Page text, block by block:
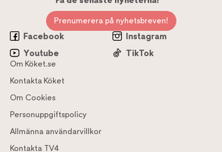
Prenumerera på nyhetsbreven!
Facebook
Instagram
Youtube
TikTok
Om Köket.se
Kontakta Köket
Om Cookies
Personuppgiftspolicy
Allmänna användarvillkor
Kontakta TV4